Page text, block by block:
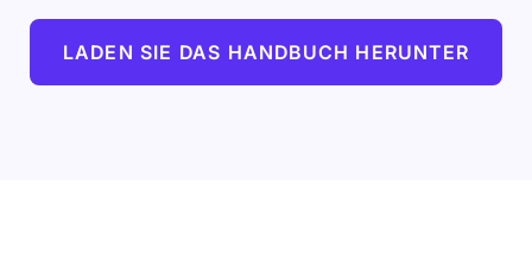
LADEN SIE DAS HANDBUCH HERUNTER